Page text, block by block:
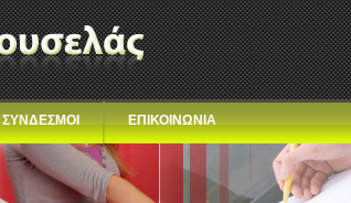
ΣΥΝΔΕΣΜΟΙ ΕΠΙΚΟΙΝΩΝΙΑ